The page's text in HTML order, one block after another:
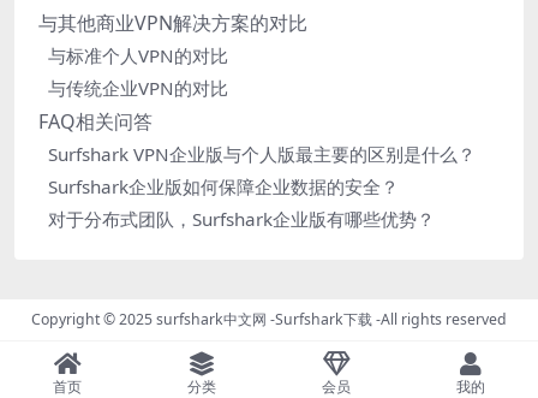
与其他商业VPN解决方案的对比
与标准个人VPN的对比
与传统企业VPN的对比
FAQ相关问答
Surfshark VPN企业版与个人版最主要的区别是什么？
Surfshark企业版如何保障企业数据的安全？
对于分布式团队，Surfshark企业版有哪些优势？
Copyright © 2025surfshark中文网 -Surfshark下载-All rights reserved
首页 分类 会员 我的